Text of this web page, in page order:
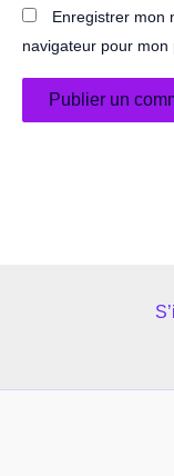
Enregistrer mon
navigateur pour mon